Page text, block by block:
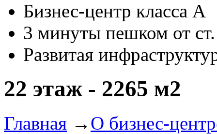
Бизнес-центр класса А
3 минуты пешком от
Развитая
22 этаж - 2265 м2
Главная → О бизнес-